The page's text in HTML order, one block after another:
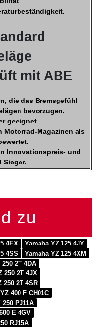
mit ABE
die das Bremsgefühl
bevorzugen.
geeignet.
Motorrad-Magazinen als
Innovationspreis- und
Sieger.
zu
4EX
Yamaha YZ 125 4JY
4SS
Yamaha YZ 125 4XM
250 2T 4DA
250 2T 4JX
250 2T 4SR
400 F CH01C
PJ11A
E 4GV
RJ15A